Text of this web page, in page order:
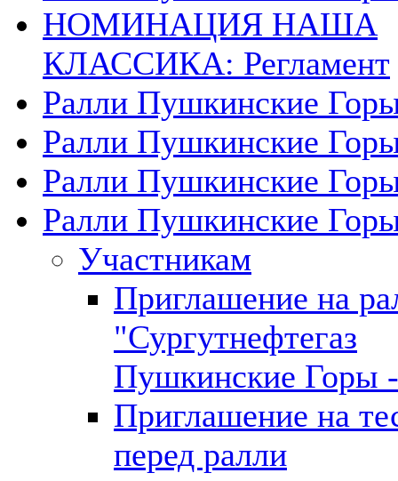
НОМИНАЦИЯ НАША
КЛАССИКА: Регламент
Ралли Пушкинские
Ралли Пушкинские
Ралли Пушкинские
Ралли Пушкинские
Участникам
Приглашение на
"Сургутнефтегаз
Пушкинские Горы
Приглашение на
перед ралли